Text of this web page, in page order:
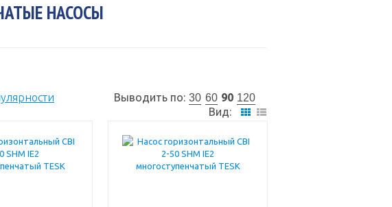
НАСОСЫ
Выводить по: 30 60 90 120
Вид: